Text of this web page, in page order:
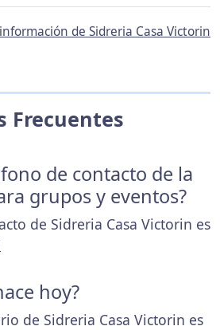
de Sidreria Casa Victorin
Frecuentes
de contacto de la
grupos y eventos?
de Sidreria Casa Victorin es
hoy?
de Sidreria Casa Victorin es